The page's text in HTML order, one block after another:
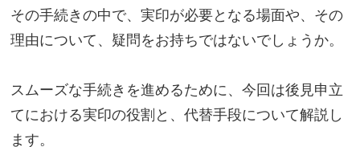
その手続きの中で、実印が必要となる場面や、その
理由について、疑問をお持ちではないでしょうか。
スムーズな手続きを進めるために、今回は後見申立
てにおける実印の役割と、代替手段について解説し
ます。